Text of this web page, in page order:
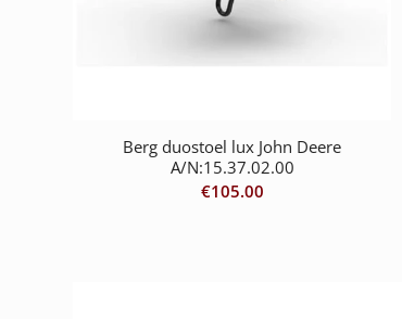
Berg duostoel lux John Deere
A/N:15.37.02.00
€105.00